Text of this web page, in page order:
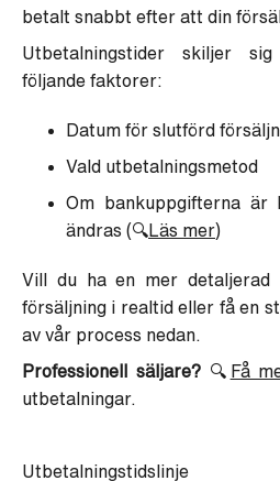
betalt snabbt efter att din
Utbetalningstider skiljer
följande faktorer:
Datum för slutförd
Vald utbetalningsmetod
Om bankuppgifterna är
ändras (🔍 Läs mer)
Vill du ha en mer detaljerad
försäljning i realtid eller få en
av vår process nedan.
Professionell säljare?🔍 Få
utbetalningar.
Utbetalningstidslinje